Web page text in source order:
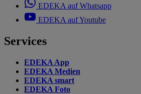
EDEKA auf Whatsapp
EDEKA auf Youtube
Services
EDEKA App
EDEKA Medien
EDEKA smart
EDEKA Foto